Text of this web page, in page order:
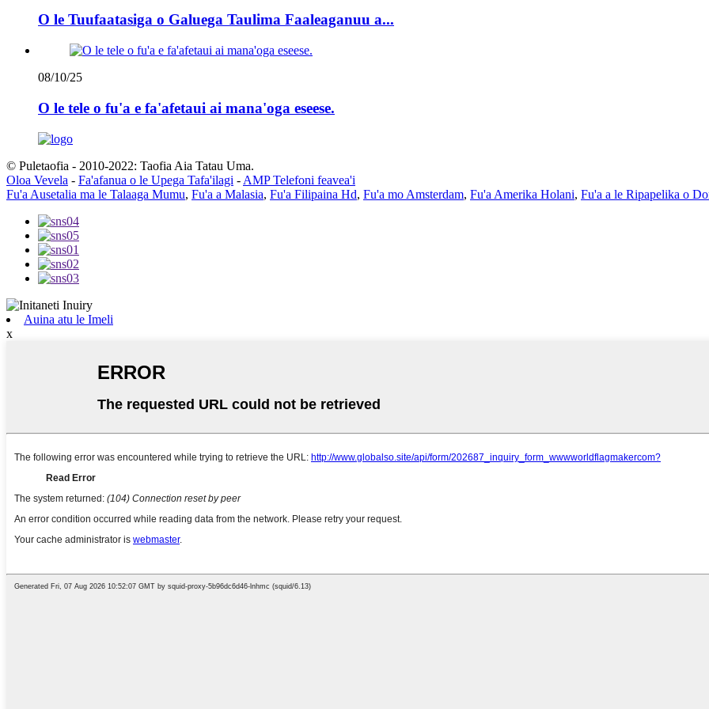
O le Tuufaatasiga o Galuega Taulima Faaleaganuu a...
08/10/25
O le tele o fu'a e fa'afetaui ai mana'oga eseese.
© Puletaofia - 2010-2022: Taofia Aia Tatau Uma.
Oloa Vevela - Fa'afanua o le Upega Tafa'ilagi - AMP Telefoni feavea'i
Fu'a Ausetalia ma le Talaaga Mumu, Fu'a a Malasia, Fu'a Filipaina Hd, Fu'a mo Amsterdam, Fu'a Amerika Holani, Fu'a a le Ripapelika o
Auina atu le Imeli
x